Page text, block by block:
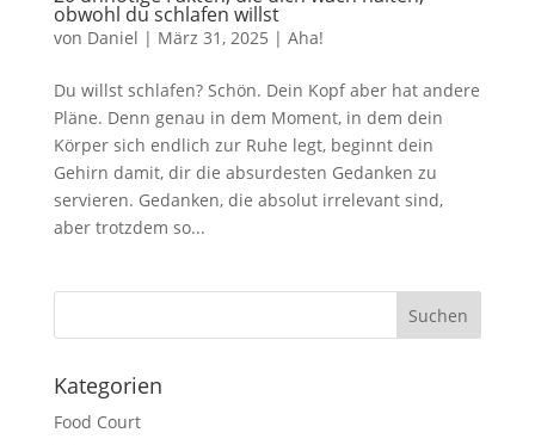
obwohl du schlafen willst
von Daniel | März 31, 2025 | Aha!
Du willst schlafen? Schön. Dein Kopf aber hat andere
Pläne. Denn genau in dem Moment, in dem dein
Körper sich endlich zur Ruhe legt, beginnt dein
Gehirn damit, dir die absurdesten Gedanken zu
servieren. Gedanken, die absolut irrelevant sind,
aber trotzdem so...
Suchen
Kategorien
Food Court